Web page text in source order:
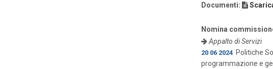
Documenti:
Nomina
Appalto di Servizi
20 06 2024 Politiche
programmazione e